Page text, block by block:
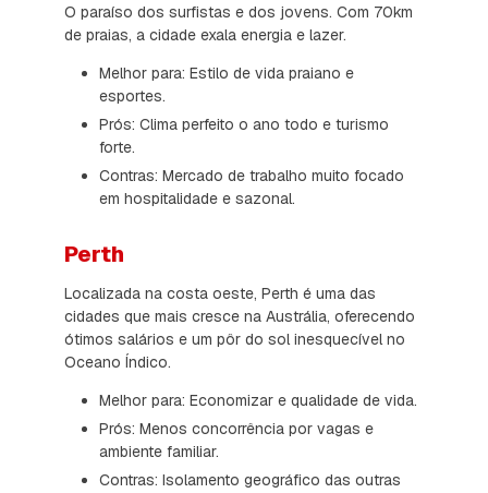
O paraíso dos surfistas e dos jovens. Com 70km
de praias, a cidade exala energia e lazer.
Melhor para: Estilo de vida praiano e
esportes.
Prós: Clima perfeito o ano todo e turismo
forte.
Contras: Mercado de trabalho muito focado
em hospitalidade e sazonal.
Perth
Localizada na costa oeste, Perth é uma das
cidades que mais cresce na Austrália, oferecendo
ótimos salários e um pôr do sol inesquecível no
Oceano Índico.
Melhor para: Economizar e qualidade de vida.
Prós: Menos concorrência por vagas e
ambiente familiar.
Contras: Isolamento geográfico das outras